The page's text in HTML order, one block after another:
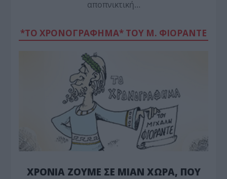
αποπνικτική…
*ΤΟ ΧΡΟΝΟΓΡΑΦΗΜΑ* ΤΟΥ Μ. ΦΙΟΡΆΝΤΕ
ΧΡΟΝΙΑ ΖΟΥΜΕ ΣΕ ΜΙΑΝ ΧΩΡΑ, ΠΟΥ